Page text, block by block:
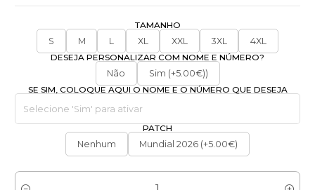
TAMANHO
S
M L XL XXL 3XL
4XL
DESEJA PERSONALIZAR COM NOME E NÚMERO?
Não
Sim (+5.00€))
SE SIM, COLOQUE AQUI O NOME E O NÚMERO QUE DESEJA
PATCH
Nenhum
Mundial 2026 (+5.00€)